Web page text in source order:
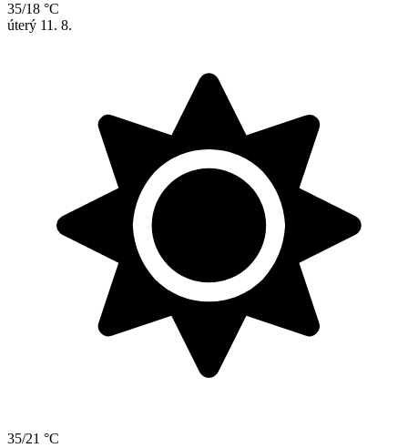
35/18 °C
úterý 11. 8.
35/21 °C